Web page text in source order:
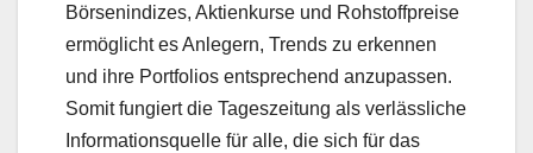
Börsenindizes, Aktienkurse und Rohstoffpreise
ermöglicht es Anlegern, Trends zu erkennen
und ihre Portfolios entsprechend anzupassen.
Somit fungiert die Tageszeitung als verlässliche
Informationsquelle für alle, die sich für das